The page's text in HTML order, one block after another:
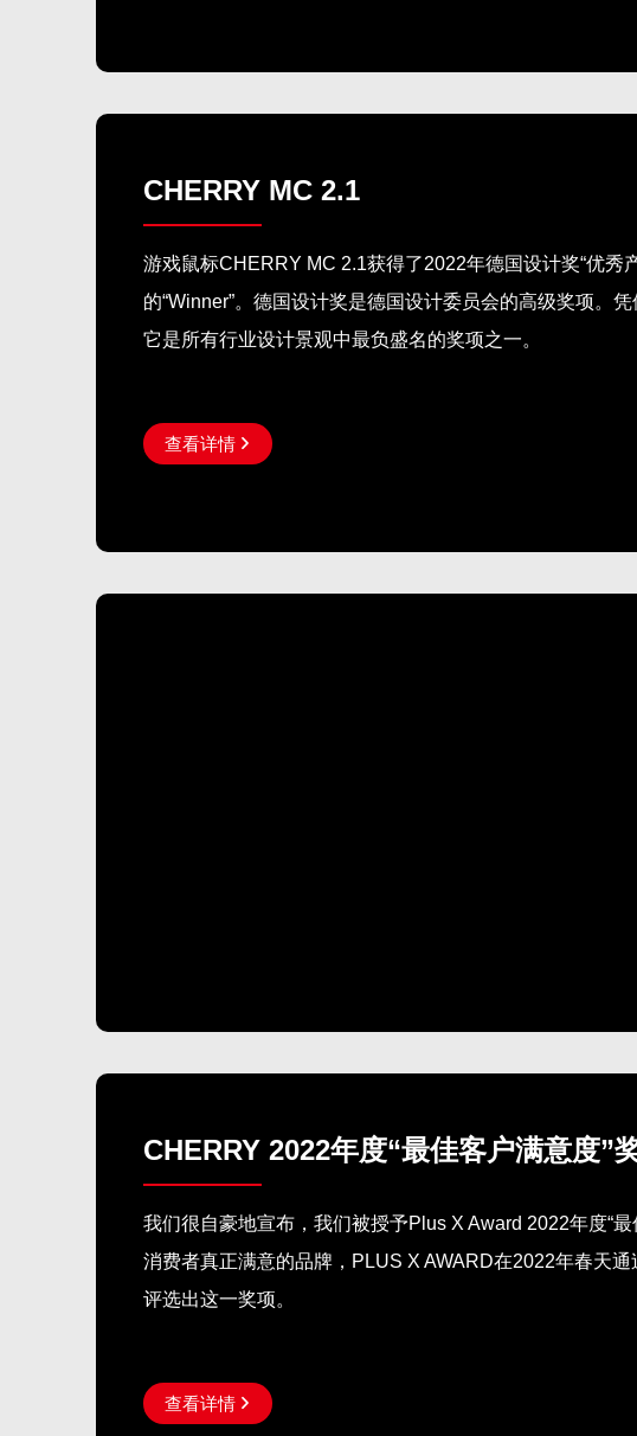
CHERRY MC 2.1
游戏鼠标CHERRY MC 2.1获得了2022年德国设计奖“优秀
的“Winner”。德国设计奖是德国设计委员会的高级奖项。
它是所有行业设计景观中最负盛名的奖项之一。
查看详情
CHERRY 2022年度“最佳客户满意度”
我们很自豪地宣布，我们被授予Plus X Award 2022年度“
消费者真正满意的品牌，PLUS X AWARD在2022年春天
评选出这一奖项。
查看详情